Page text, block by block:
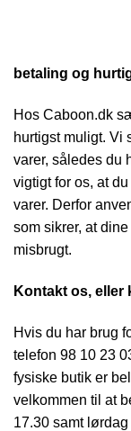
betaling og
Hos Caboon.dk
hurtigst muligt. Vi
varer, således du
vigtigt for os, at
varer. Derfor
som sikrer, at
misbrugt.
Kontakt os, eller
Hvis du har brug
telefon 98 10 23
fysiske butik er
velkommen til at
17.30 samt